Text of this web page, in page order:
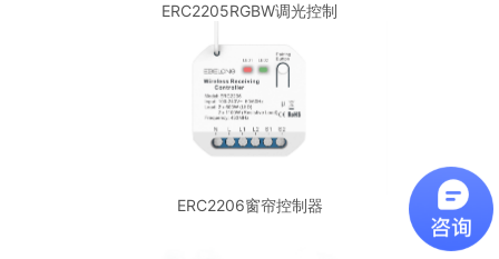
ERC2205RGBW调光控制
ERC2206窗帘控制器